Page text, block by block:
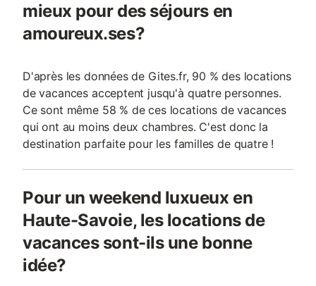
mieux pour des séjours en
amoureux.ses?
D'après les données de Gites.fr, 90 % des locations
de vacances acceptent jusqu'à quatre personnes.
Ce sont même 58 % de ces locations de vacances
qui ont au moins deux chambres. C'est donc la
destination parfaite pour les familles de quatre !
Pour un weekend luxueux en
Haute-Savoie, les locations de
vacances sont-ils une bonne
idée?